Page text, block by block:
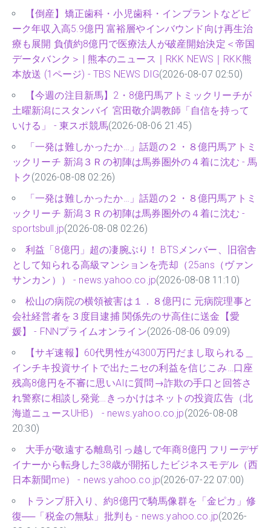
【倒産】矯正歯科・小児歯科・インプラントなどピ
ーク年収入高5.9億円 富裕層やインバウンド向け再生治
療も展開 負債約8億円で医療法人が破産開始決定＜帝国
データバンク＞ | 熊本のニュース｜RKK NEWS｜RKK熊
本放送 (1ページ) - TBS NEWS DIG(2026-08-07 02:50)
【今週の注目新馬】2・8億円馬アトミックリーチが
土曜新潟にスタンバイ 宮田敬介調教師「自信を持って
いける」 - 東スポ競馬(2026-08-06 21:45)
「一発は難しかったか…」話題の２・８億円馬アトミ
ックリーチ 新潟３Ｒの初陣は馬券圏外の４着に沈む - 馬
トク (2026-08-08 02:26)
「一発は難しかったか…」話題の２・８億円馬アトミ
ックリーチ 新潟３Ｒの初陣は馬券圏外の４着に沈む -
sportsbull.jp(2026-08-08 02:26)
利益「8億円」超の凄腕ぶり！ BTSメンバー、旧宿舎
として知られる高級マンションを売却（25ans（ヴァン
サンカン）） - news.yahoo.co.jp(2026-08-08 11:10)
松山の病院の横領被害は１．８億円に 元病院理事と
会社経営者を３度目逮捕 関係先のサ高住に送金【愛
媛】 - FNNプライムオンライン(2026-08-06 09:09)
【サギ速報】60代男性が4300万円だまし取られる＿
インチキ投資サイトで出たニセの利益を信じこみ…口座
残高8億円を不審に思いAIに質問→詐欺の手口と回答さ
れ警察に相談し発覚…きっかけはネットの投資広告（北
海道ニュースUHB） - news.yahoo.co.jp(2026-08-08
20:30)
大手が敬遠する離島引っ越しで年商8億円 フリーデザ
イナーから転身した38歳が開拓したビジネスモデル（西
日本新聞me） - news.yahoo.co.jp(2026-07-22 07:00)
トランプ肝入り、約8億円で騎馬像群を「金ピカ」修
復──「税金の無駄」批判も - news.yahoo.co.jp(2026-